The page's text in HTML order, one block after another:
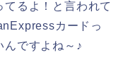
るよ！と言われて
カードっ
んですよね～♪